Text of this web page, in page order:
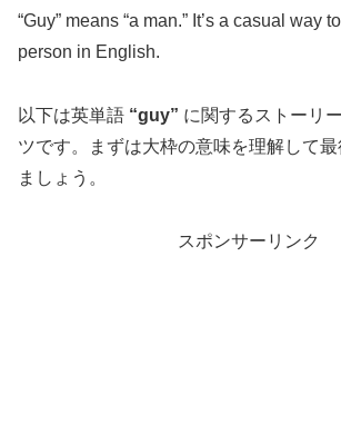
“Guy” means “a man.” It’s a casual way
person in English.
以下は英単語 “guy” に関するストーリ
ツです。まずは大枠の意味を理解して
ましょう。
スポンサーリンク